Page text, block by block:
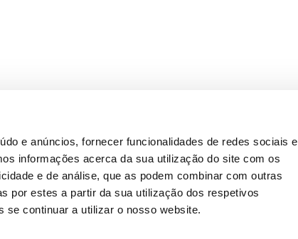
e anúncios, fornecer funcionalidades de redes sociais e
informações acerca da sua utilização do site com os
e de análise, que as podem combinar com outras
por estes a partir da sua utilização dos respetivos
continuar a utilizar o nosso website.